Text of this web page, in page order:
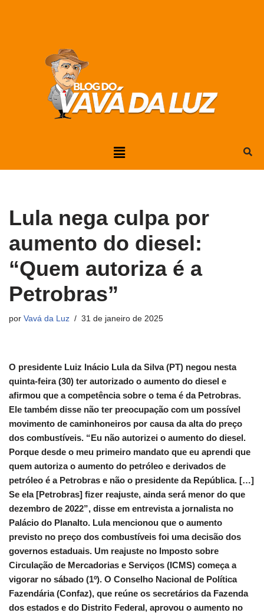
Lula nega culpa por
aumento do diesel:
“Quem autoriza é a
Petrobras”
por Vavá da Luz 31 de janeiro de 2025
O presidente Luiz Inácio Lula da Silva (PT) negou nesta
quinta-feira (30) ter autorizado o aumento do diesel e
afirmou que a competência sobre o tema é da Petrobras.
Ele também disse não ter preocupação com um possível
movimento de caminhoneiros por causa da alta do preço
dos combustíveis. “Eu não autorizei o aumento do diesel.
Porque desde o meu primeiro mandato que eu aprendi que
quem autoriza o aumento do petróleo e derivados de
petróleo é a Petrobras e não o presidente da República. […]
Se ela [Petrobras] fizer reajuste, ainda será menor do que
dezembro de 2022”, disse em entrevista a jornalista no
Palácio do Planalto. Lula mencionou que o aumento
previsto no preço dos combustíveis foi uma decisão dos
governos estaduais. Um reajuste no Imposto sobre
Circulação de Mercadorias e Serviços (ICMS) começa a
vigorar no sábado (1º). O Conselho Nacional de Política
Fazendária (Confaz), que reúne os secretários da Fazenda
dos estados e do Distrito Federal, aprovou o aumento no